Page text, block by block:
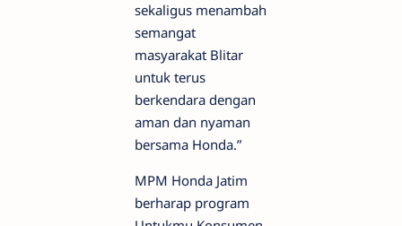
sekaligus menambah
semangat
masyarakat Blitar
untuk terus
berkendara dengan
aman dan nyaman
bersama Honda.”
MPM Honda Jatim
berharap program